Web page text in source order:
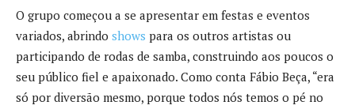
O grupo começou a se apresentar em festas e eventos
variados, abrindo shows para os outros artistas ou
participando de rodas de samba, construindo aos poucos o
seu público fiel e apaixonado. Como conta Fábio Beça, “era
só por diversão mesmo, porque todos nós temos o pé no